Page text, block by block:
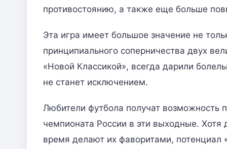
противостоянию, а также еще больше
Эта игра имеет большое значение не
принципиального соперничества двух
«Новой Классикой», всегда дарили
не станет исключением.
Любители футбола получат возможность
чемпионата России в эти выходные.
время делают их фаворитами, потенциал